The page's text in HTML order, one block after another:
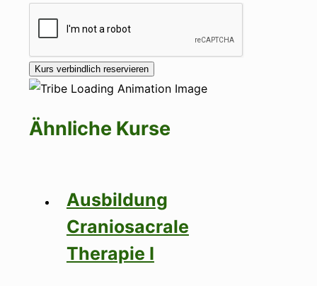
Ähnliche Kurse
Ausbildung
Craniosacrale
Therapie I